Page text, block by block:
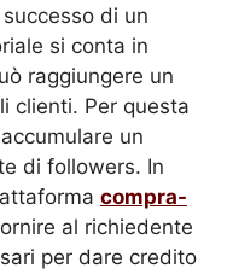
di un
si conta in
raggiungere un
clienti. Per questa
un
di followers. In
compra-
al richiedente
per dare credito